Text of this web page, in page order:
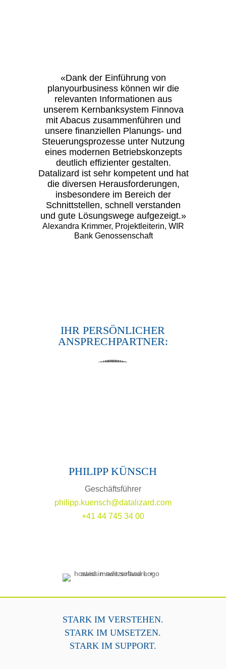
«Dank der Einführung von
planyourbusiness können wir die
relevanten Informationen aus
unserem Kernbanksystem Finnova
mit Abacus zusammenführen und
unsere finanziellen Planungs- und
Steuerungsprozesse unter Nutzung
eines modernen Betriebskonzepts
deutlich effizienter gestalten.
Datalizard ist sehr kompetent und hat
die diversen Herausforderungen,
insbesondere im Bereich der
Schnittstellen, schnell verstanden
und gute Lösungswege aufgezeigt.»
Alexandra Krimmer, Projektleiterin, WIR
Bank Genossenschaft
IHR PERSÖNLICHER
ANSPRECHPARTNER:
PHILIPP KÜNSCH
Geschäftsführer
philipp.kuensch@datalizard.com
+41 44 745 34 00
STARK IM VERSTEHEN.
STARK IM UMSETZEN.
STARK IM SUPPORT.